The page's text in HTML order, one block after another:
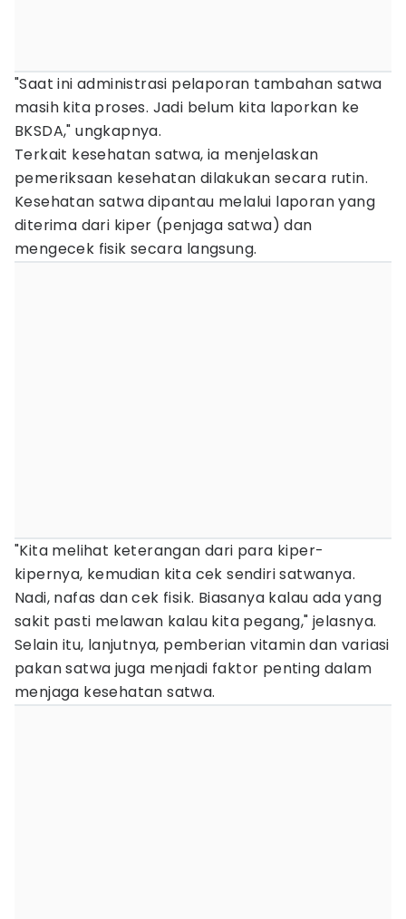
"Saat ini administrasi pelaporan tambahan satwa
masih kita proses. Jadi belum kita laporkan ke
BKSDA," ungkapnya.
Terkait kesehatan satwa, ia menjelaskan
pemeriksaan kesehatan dilakukan secara rutin.
Kesehatan satwa dipantau melalui laporan yang
diterima dari kiper (penjaga satwa) dan
mengecek fisik secara langsung.
"Kita melihat keterangan dari para kiper-
kipernya, kemudian kita cek sendiri satwanya.
Nadi, nafas dan cek fisik. Biasanya kalau ada yang
sakit pasti melawan kalau kita pegang," jelasnya.
Selain itu, lanjutnya, pemberian vitamin dan variasi
pakan satwa juga menjadi faktor penting dalam
menjaga kesehatan satwa.